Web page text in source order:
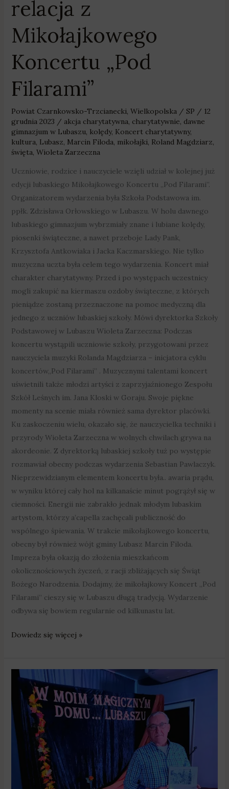
relacja z
Mikołajkowego
Koncertu „Pod
Filarami”
Powiat Czarnkowsko-Trzcianecki Wielkopolska / SP / 12
grudnia 2023 / akcja charytatywna charytatywnie dawne
gimnazjum w Lubaszu kolędy, Koncert charytatywny,
kultura Lubasz Marcin Filoda mikołajki Roland Magdziarz
święta Wioleta Zarzeczna
Uczniowie, rodzice i nauczyciele wzięli udział w kolejnej już
edycji lubaskiego Mikołajkowego Koncertu „Pod Filarami”.
Organizatorem wydarzenia była Szkoła Podstawowa im.
ppłk. Zdzisława Orłowskiego w Lubaszu. W holu dawnego
lubaskiego gimnazjum wybrzmiały znane i lubiane kolędy,
piosenki świąteczne, a nawet przeboje Lady Pank,
Krzysztofa Antkowiaka i Jacka Kaczmarskiego. Nie tylko
muzyczna uczta była celem tego wydarzenia. Koncert miał
charakter charytatywny. Przed i po występach uczestnicy
mogli zakupić na kiermaszu ozdoby świąteczne, z których
pieniądze zostaną przeznaczone na pomoc medyczną dla
jednego z uczniów lubaskiej szkoły. Mówi dyrektorka Szkoły
Podstawowej w Lubaszu Wioleta Zarzeczna: Podczas
koncertu wystąpili uczniowie szkoły, przygotowani przez
nauczyciela muzyki Rolanda Magdziarza – inicjatora cyklu
koncertów„Pod Filarami” . Muzycznymi talentami koncert
uświetnili także młodzi artyści z zaprzyjaźnionego Zespołu
Szkół Leśnych im. Jana Kloski w Goraju. Swoje piękne
momenty na scenie miała również sama dyrektor placówki.
Ku zaskoczeniu wielu, okazało się, że nauczycielka techniki i
przyrody Wioleta Zarzeczna w wolnych chwilach grywa na
akordeonie. Z dyrektorką lubaskiej szkoły tuż po występie
rozmawiał obecny podczas wydarzenia Sebastian Pawlaczyk.
Nieprzewidzianym elementem koncertu była.. awaria prądu,
w wyniku której cały hol na kilkanaście minut pogrążył się w
ciemności. Energii nie zabrakło jednak młodym lubaskim
artystom, którzy a’capella zachęcali publiczność do
wspólnego śpiewania. W trakcie mikołajkowego koncertu,
obecny był również wójt gminy Lubasz Marcin Filoda.
Impreza była okazją do złożenia mieszkańcom
okolicznościowych życzeń, z racji zbliżających się Świąt
Bożego Narodzenia. Dodajmy, że mikołajkowy Koncert „Pod
Filarami” cieszy się w Lubaszu długą tradycją. Wydarzenie
odbywa się bowiem regularnie od kilkunastu lat.
Dowiedz się więcej »
Blisko
dwieście
stron
żywej
lokalnej
historii.
Cichowicz
przypomniał